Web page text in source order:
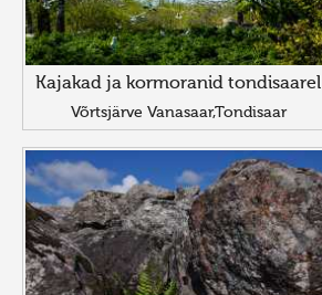
Kajakad ja kormoranid tondisaarel
Võrtsjärve Vanasaar,Tondisaar